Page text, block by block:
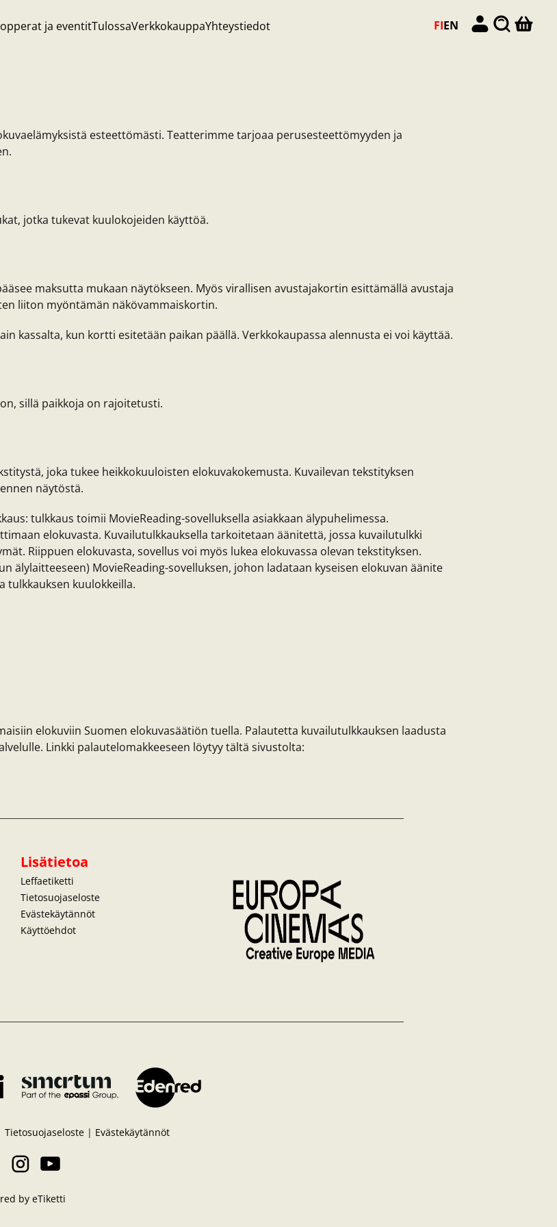
ja eventitTulossaVerkkokauppaYhteystiedot FIEN
esteettömästi. Teatterimme tarjoaa perusesteettömyyden ja
jotka tukevat kuulokojeiden käyttöä.
maksutta mukaan näytökseen. Myös virallisen avustajakortin esittämällä avustaja
liiton myöntämän näkövammaiskortin.
kassalta, kun kortti esitetään paikan päällä. Verkkokaupassa alennusta ei voi käyttää.
sillä paikkoja on rajoitetusti.
joka tukee heikkokuuloisten elokuvakokemusta. Kuvailevan tekstityksen
näytöstä.
tulkkaus toimii MovieReading-sovelluksella asiakkaan älypuhelimessa.
elokuvasta. Kuvailutulkkauksella tarkoitetaan äänitettä, jossa kuvailutulkki
Riippuen elokuvasta, sovellus voi myös lukea elokuvassa olevan tekstityksen.
älylaitteeseen) MovieReading-sovelluksen, johon ladataan kyseisen elokuvan äänite
tulkkauksen kuulokkeilla.
elokuviin Suomen elokuvasäätiön tuella. Palautetta kuvailutulkkauksen laadusta
Linkki palautelomakkeeseen löytyy tältä sivustolta:
Lisätietoa
Leffaetiketti
Tietosuojaseloste
Evästekäytännöt
Käyttöehdot
Tietosuojaseloste | Evästekäytännöt
by eTiketti